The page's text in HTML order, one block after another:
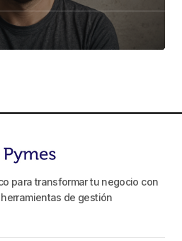
para transformar tu negocio con
de gestión